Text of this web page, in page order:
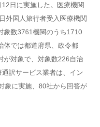
日に実施した。医療機関
外国人旅行者受入医療機関
象数3761機関のうち1710
体では都道府県、政令都
が対象で、対象数226自治
訳サービス業者は、イン
象に実施、80社から回答が